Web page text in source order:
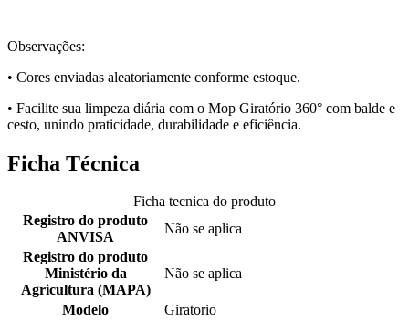
Observações:
• Cores enviadas aleatoriamente conforme estoque.
• Facilite sua limpeza diária com o Mop Giratório 360° com balde e
cesto, unindo praticidade, durabilidade e eficiência.
Ficha Técnica
Ficha tecnica do produto
Registro do produto
ANVISA
Não se aplica
Registro do produto
Ministério da
Agricultura (MAPA)
Não se aplica
Modelo
Giratorio